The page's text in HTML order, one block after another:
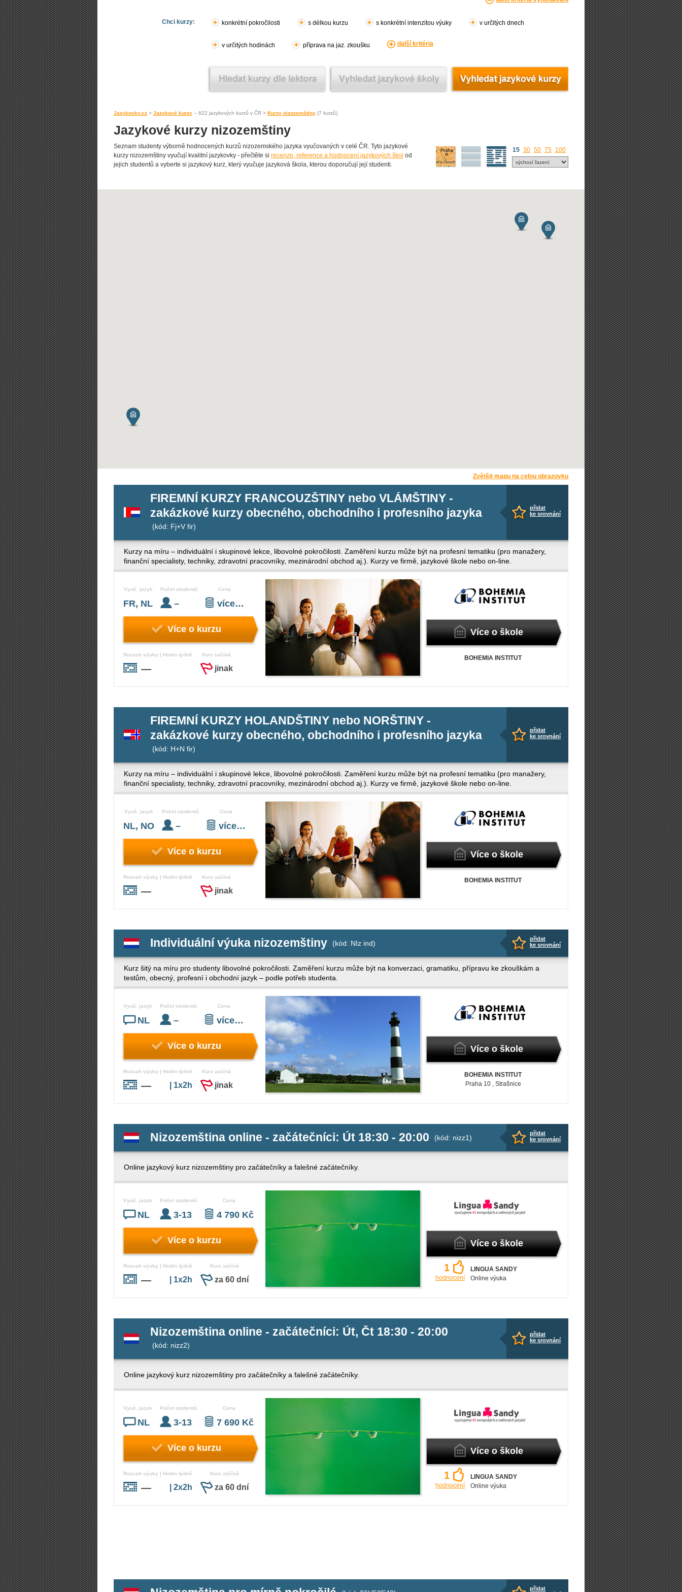
Chci kurzy: konkrétní pokročilosti s délkou kurzu s konkrétní intenzitou výuky v určitých dnech
v určitých hodinách příprava na jaz. zkoušku další kritéria
Jazykovky.cz > Jazykové kurzy – 622 jazykových kurzů v ČR > Kurzy nizozemštiny (7 kurzů)
Jazykové kurzy nizozemštiny
Seznam studenty výborně hodnocených kurzů nizozemského jazyka vyučovaných v celé ČR. Tyto jazykové
kurzy nizozemštiny vyučují kvalitní jazykovky - přečtěte si recenze, reference a hodnocení jazykových škol od
jejich studentů a vyberte si jazykový kurz, který vyučuje jazyková škola, kterou doporučují její studenti.
15 30 50 75 100
Zvětšit mapu na celou obrazovku
přidat
ke srovnání
FIREMNÍ KURZY FRANCOUZŠTINY nebo VLÁMŠTINY -
zakázkové kurzy obecného, obchodního i profesního jazyka
(kód: Fj+V fir)
Kurzy na míru – individuální i skupinové lekce, libovolné pokročilosti. Zaměření kurzu může být na profesní tematiku (pro manažery,
finanční specialisty, techniky, zdravotní pracovníky, mezinárodní obchod aj.). Kurzy ve firmě, jazykové škole nebo on-line.
Vyuč. jazyk
FR, NL
Počet studentů
–
Cena
více…
Více o kurzu
Rozsah výuky | Hodin týdně
—
Kurz začíná
jinak
Více o škole
BOHEMIA INSTITUT
přidat
ke srovnání
FIREMNÍ KURZY HOLANDŠTINY nebo NORŠTINY -
zakázkové kurzy obecného, obchodního i profesního jazyka
(kód: H+N fir)
Kurzy na míru – individuální i skupinové lekce, libovolné pokročilosti. Zaměření kurzu může být na profesní tematiku (pro manažery,
finanční specialisty, techniky, zdravotní pracovníky, mezinárodní obchod aj.). Kurzy ve firmě, jazykové škole nebo on-line.
Vyuč. jazyk
NL, NO
Počet studentů
–
Cena
více…
Více o kurzu
Rozsah výuky | Hodin týdně
—
Kurz začíná
jinak
Více o škole
BOHEMIA INSTITUT
přidat
ke srovnání
Individuální výuka nizozemštiny (kód: NIz ind)
Kurz šitý na míru pro studenty libovolné pokročilosti. Zaměření kurzu může být na konverzaci, gramatiku, přípravu ke zkouškám a
testům, obecný, profesní i obchodní jazyk – podle potřeb studenta.
Vyuč. jazyk
NL
Počet studentů
–
Cena
více…
Více o kurzu
Rozsah výuky | Hodin týdně
— | 1x2h
Kurz začíná
jinak
Více o škole
BOHEMIA INSTITUT
Praha 10 , Strašnice
přidat
ke srovnání
Nizozemština online - začátečníci: Út 18:30 - 20:00 (kód: nizz1)
Online jazykový kurz nizozemštiny pro začátečníky a falešné začátečníky.
Vyuč. jazyk
NL
Počet studentů
3-13
Cena
4 790 Kč
Více o kurzu
Rozsah výuky | Hodin týdně
— | 1x2h
Kurz začíná
za 60 dní
Více o škole
1
hodnocení
LINGUA SANDY
Online výuka
přidat
ke srovnání
Nizozemština online - začátečníci: Út, Čt 18:30 - 20:00
(kód: nizz2)
Online jazykový kurz nizozemštiny pro začátečníky a falešné začátečníky.
Vyuč. jazyk
NL
Počet studentů
3-13
Cena
7 690 Kč
Více o kurzu
Rozsah výuky | Hodin týdně
— | 2x2h
Kurz začíná
za 60 dní
Více o škole
1
hodnocení
LINGUA SANDY
Online výuka
přidat